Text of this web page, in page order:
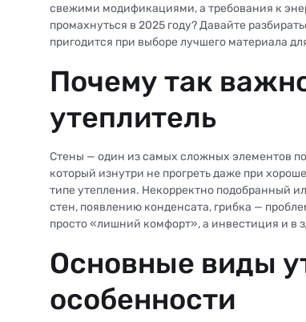
свежими модификациями, а требования к
промахнуться в 2025 году? Давайте
пригодится при выборе лучшего материала
Почему так
утеплитель
Стены — один из самых сложных элементов
который изнутри не прогреть даже при
типе утепления. Некорректно подобранный
стен, появлению конденсата, грибка —
просто «лишний комфорт», а инвестиция и в
Основные виды
особенности